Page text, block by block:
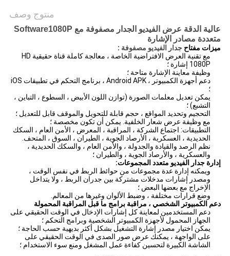
منتوج وصف
عالية الدقة عرض الفيديو الجدار مصفوفة مع Software1080P
متعددة مصادر الإشارة
ميزات مفتاح جدار الفيديو مصفوفة :
مع تقنية العرض الافتراضية الخاصة ، معالجة كاملة قناة حقيقية HD
1080P إشارة ؛
وظيفة معاينة الإشارة متاحة ؛
دعم أجهزة الكمبيوتر ، Android APK ، برنامج التحكم في تطبيقات iOS
؛
يمكن تعديل معلمات الصورة (توازن اللون الأبيض ، السطوع ، التباين ،
التشبع) ؛
التحجيم وتحديد المواقع ، حجم قابلة للتحويل والموقف قابل للتعديل ؛
مع وظيفة عرض شعار الخلفية. يمكن أن تكون مخصصة ؛
التطبيقات: اجتماع الشركة ، المراقبة ، المعرض ، الأمن العام ، السكك
الحديدية ، العسكرية ، الأرصاد الجوية ، الطيران ، السوق ، المتحف.
نظم الرصد والقيادة والجدولة ، والأمن العام ، والسكك الحديدية ،
والعسكرية ، والأرصاد الجوية ، والطيران ؛
إدارة جدار الفيديو متعدد المجموعات:
ويمكنه إدارة عدة مجموعات من حوائط الربط في نفس الوقت ،
ومصدر إشارات مدخلات مشتركة بين جدران الربط ، ولا يتداخل
الإخراج مع بعضها البعض ؛
وضع قرارات مختلفة ، وضبط الألوان وغيرها من المعالم.
دعم الكمبيوتر الشخصي ، مراقبة برامج ما قبل المراقبة المحمولة
دعم المستخدمين لمعاينة كل إشارات الإدخال في الوقت الحقيقي على
الجهاز المحمول لأجهزة الكمبيوتر الشخصية وبرامج التحكم ؛
يمكن اختيار مصدر إشارة التشغيل بشكل أكثر بديهية حسب الحاجة ؛
على الواجهة ، يمكنك عرض صور الصدى في الوقت الحقيقي على
الشاشة الكبيرة لتحسين كفاءة عمل المشغل ومنع سوء الاستخدام ؛